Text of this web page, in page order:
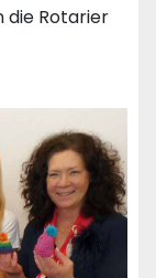
die Rotarier